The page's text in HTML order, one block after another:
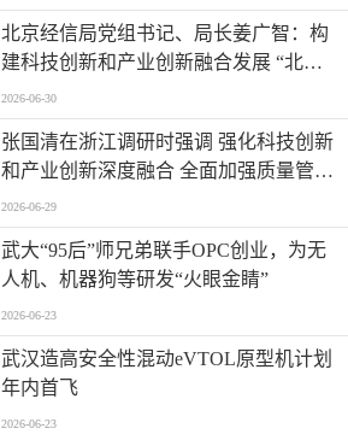
北京经信局党组书记、局长姜广智：构
建科技创新和产业创新融合发展 “北京
模式” 为首都推进新型工业化注入强劲
动能
2026-06-30
张国清在浙江调研时强调 强化科技创新
和产业创新深度融合 全面加强质量管理
增加高质量供给
2026-06-29
武大“95后”师兄弟联手OPC创业，为无
人机、机器狗等研发“火眼金睛”
2026-06-23
武汉造高安全性混动eVTOL原型机计划
年内首飞
2026-06-23